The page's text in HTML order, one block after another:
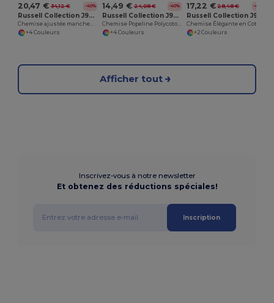
20,47 € 34,12 € -40%
Russell Collection J946M
+4 Couleurs
14,49 € 24,08 € -40%
Russell Collection J935M
+4 Couleurs
17,22 € 28,48 € -40%
+2 Couleurs
Afficher tout
Inscrivez-vous à notre newsletter
Et obtenez des réductions spéciales!
Inscription